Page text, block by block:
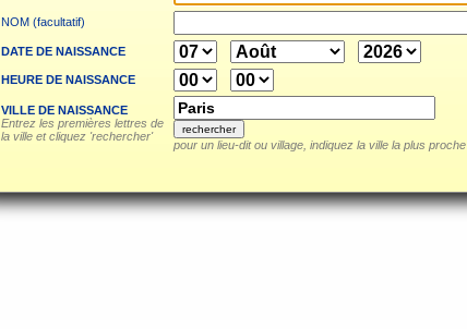
NOM (facultatif)
DATE DE NAISSANCE
HEURE DE NAISSANCE
VILLE DE NAISSANCE
Entrez les premières lettres de
la ville et cliquez 'rechercher'
pour un lieu-dit ou village, indiquez la ville la plus proche